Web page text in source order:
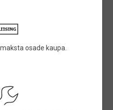
osade kaupa.